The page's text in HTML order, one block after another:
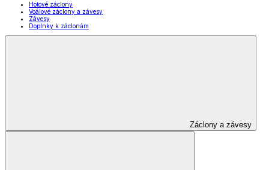
Hotové záclony
Voálové záclony a závesy
Závesy
Doplnky k záclonám
Záclony a závesy